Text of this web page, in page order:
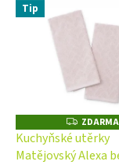
Tip
Z
D
A
R
ZDARMA
Kuchyňské utěrky
Matějovský Alexa